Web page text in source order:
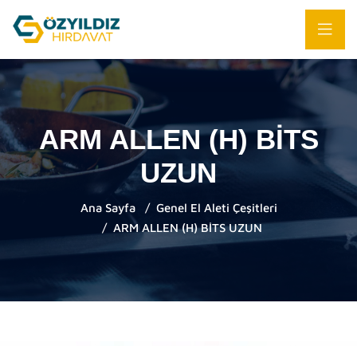
ARM ALLEN (H) BİTS
UZUN
Ana Sayfa
Genel El Aleti Çeşitleri
ARM ALLEN (H) BİTS UZUN